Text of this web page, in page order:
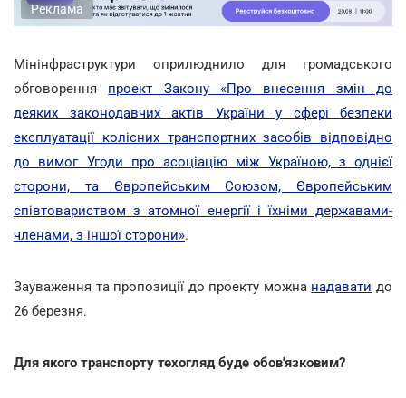
Реклама
Мінінфраструктури оприлюднило для громадського
обговорення проект Закону «Про внесення змін до
деяких законодавчих актів України у сфері безпеки
експлуатації колісних транспортних засобів відповідно
до вимог Угоди про асоціацію між Україною, з однієї
сторони, та Європейським Союзом, Європейським
співтовариством з атомної енергії і їхніми державами-
членами, з іншої сторони».
Зауваження та пропозиції до проекту можна надавати до
26 березня.
Для якого транспорту техогляд буде обов'язковим?